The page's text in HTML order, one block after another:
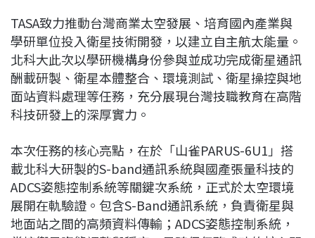
TASA致力推動台灣商業太空發展、培育國內產業與
學研單位投入衛星技術開發，以建立自主航太能量。
北科大此次以學研機構身份參與並成功完成衛星通訊
酬載研製、衛星本體整合、環境測試、衛星操控與地
面站資料處理等任務，充分展現台灣技職教育在高階
科技研發上的深厚實力。
本次任務的核心亮點，在於「山雀PARUS-6U1」搭
載北科大研製的S-band通訊系統與國產張量科技的
ADCS姿態控制系統等關鍵次系統，正式於太空環境
展開在軌驗證。包含S-Band通訊系統，負責衛星與
地面站之間的高頻資料傳輸；ADCS姿態控制系統，